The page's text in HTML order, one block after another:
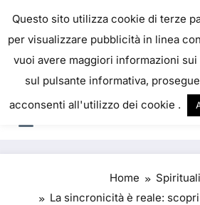
content
IL PORTALE DEL
La salute è come il denaro, non
vera idea del suo valore fino
perdiamo. Josh
Home
La sincronicità è reale:
Questo sito utilizza cookie di terze
per visualizzare pubblicità in linea
vuoi avere maggiori informazioni
sul pulsante informativa,
acconsenti all'utilizzo dei cookie .